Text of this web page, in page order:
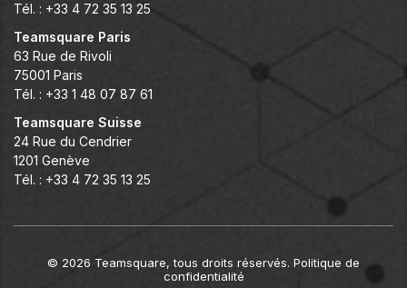
Tél. : +33 4 72 35 13 25
Teamsquare Paris
63 Rue de Rivoli
75001 Paris
Tél. : +33 1 48 07 87 61
Teamsquare Suisse
24 Rue du Cendrier
1201 Genève
Tél. : +33 4 72 35 13 25
© 2026 Teamsquare, tous droits réservés. Politique de
confidentialité